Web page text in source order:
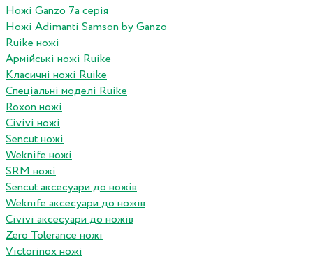
Ножі Ganzo 7а серія
Ножі Adimanti Samson by Ganzo
Ruike ножі
Армійські ножі Ruike
Класичні ножі Ruike
Спеціальні моделі Ruike
Roxon ножi
Civivi ножі
Sencut ножі
Weknife ножі
SRM ножі
Sencut аксесуари до ножів
Weknife аксесуари до ножів
Civivi аксесуари до ножів
Zero Tolerance ножі
Victorinox ножі